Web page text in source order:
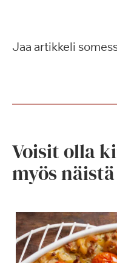
Jaa artikkeli
Voisit olla
myös näistä